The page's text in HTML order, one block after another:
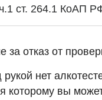
ст. 264.1 КоАП
за отказ от
нет
которому вы